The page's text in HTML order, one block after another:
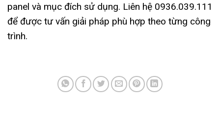
panel và mục đích sử dụng. Liên hệ 0936.039.111
để được tư vấn giải pháp phù hợp theo từng công
trình.